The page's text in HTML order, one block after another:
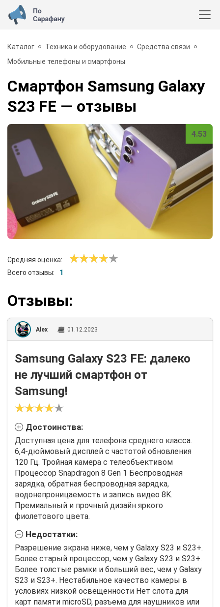
Каталог Техника и оборудование
Средства связи
Мобильные телефоны и смартфоны
Смартфон Samsung Galaxy
S23 FE — отзывы
4.53
Средняя оценка:
Всего отзывы:
1
Отзывы:
Alex 01.12.2023
Samsung Galaxy S23 FE: далеко
не лучший смартфон от
Samsung!
Достоинства:
Доступная цена для телефона среднего класса.
6,4-дюймовый дисплей с частотой обновления
120 Гц. Тройная камера с телеобъективом
Процессор Snapdragon 8 Gen 1 Беспроводная
зарядка, обратная беспроводная зарядка,
водонепроницаемость и запись видео 8K.
Премиальный и прочный дизайн яркого
фиолетового цвета.
Недостатки:
Разрешение экрана ниже, чем у Galaxy S23 и S23+.
Более старый процессор, чем у Galaxy S23 и S23+.
Более толстые рамки и больший вес, чем у Galaxy
S23 и S23+. Нестабильное качество камеры в
условиях низкой освещенности Нет слота для
карт памяти microSD, разъема для наушников или